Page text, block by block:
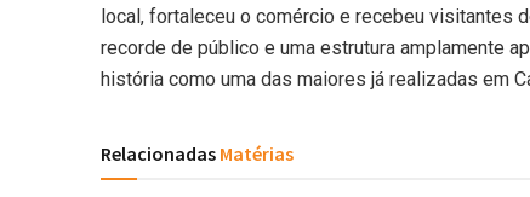
local, fortaleceu o comércio e recebeu visitantes
recorde de público e uma estrutura amplamente
história como uma das maiores já realizadas em
Relacionadas Matérias